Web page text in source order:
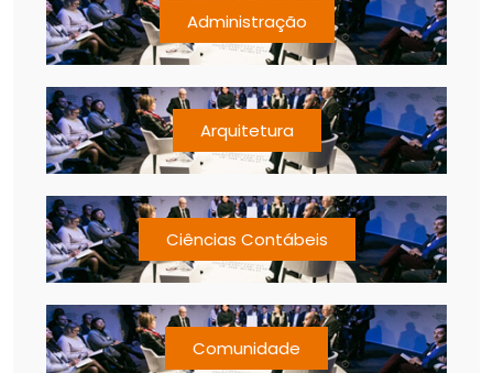
Administração
Arquitetura
Ciências Contábeis
Comunidade